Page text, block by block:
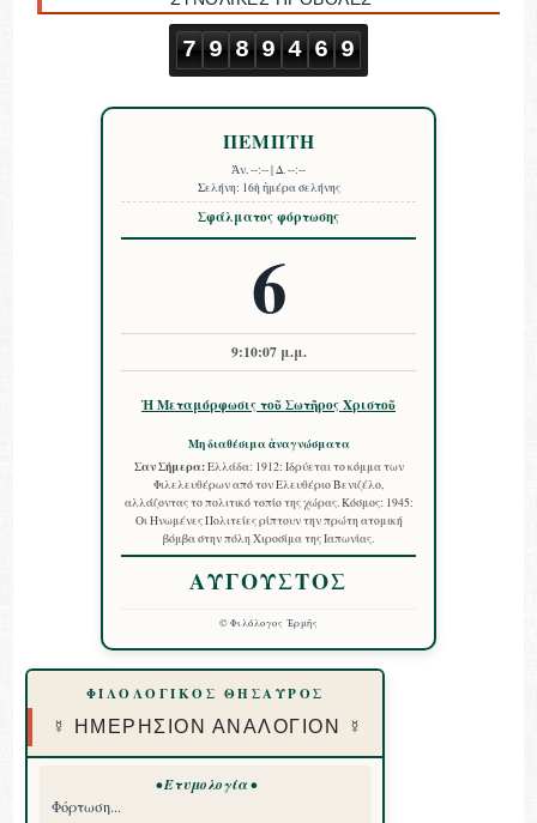
7 9 8 9 4 6 9
ΠΕΜΠΤΗ
Ἀν.--:--| Δ.--:--
Σελήνη: 16ὴ ἡμέρα σελήνης
Σφάλματος φόρτωσης
6
9:10:08 μ.μ.
Ἡ Μεταμόρφωσις τοῦ Σωτῆρος Χριστοῦ
Μη διαθέσιμα ἀναγνώσματα
Σαν Σήμερα:Ελλάδα: 1912: Ιδρύεται το κόμμα των
Φιλελευθέρων από τον Ελευθέριο Βενιζέλο,
αλλάζοντας το πολιτικό τοπίο της χώρας. Κόσμος: 1945:
Οι Ηνωμένες Πολιτείες ρίπτουν την πρώτη ατομική
βόμβα στην πόλη Χιροσίμα της Ιαπωνίας.
ΑΥΓΟΥΣΤΟΣ
© Φιλόλογος Ἑρμῆς
ΦΙΛΟΛΟΓΙΚΟΣ ΘΗΣΑΥΡΟΣ
☿ ΗΜΕΡΗΣΙΟΝ ΑΝΑΛΟΓΙΟΝ ☿
• Ετυμολογία •
Φόρτωση...